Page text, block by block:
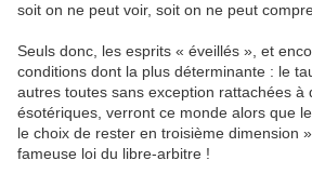
soit on ne peut voir, soit on ne peut
Seuls donc, les esprits « éveillés », et
conditions dont la plus déterminante : le
autres toutes sans exception rattachées à
ésotériques, verront ce monde alors que
le choix de rester en troisième dimension
fameuse loi du libre-arbitre !